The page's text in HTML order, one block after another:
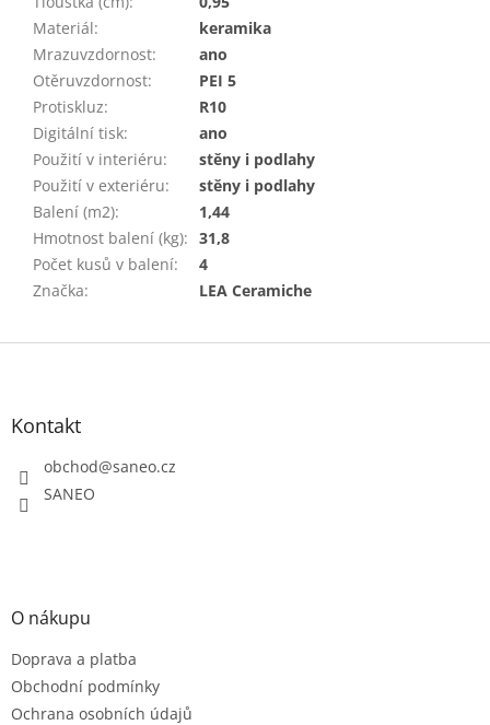
Materiál:
keramika
Mrazuvzdornost:
ano
Otěruvzdornost:
PEI 5
Protiskluz:
R10
Digitální tisk:
ano
Použití v interiéru:
stěny i podlahy
Použití v exteriéru:
stěny i podlahy
Balení (m2):
1,44
Hmotnost balení (kg): 31,8
Počet kusů v balení:
4
Značka: LEA Ceramiche
Z
Kontakt
obchod@saneo.cz
SANEO
O nákupu
Doprava a platba
Obchodní podmínky
Ochrana osobních údajů